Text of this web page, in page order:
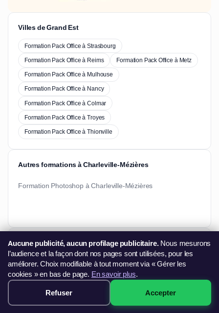
Villes de Grand Est
Formation Pack Office à Strasbourg
Formation Pack Office à Reims
Formation Pack Office à Metz
Formation Pack Office à Mulhouse
Formation Pack Office à Nancy
Formation Pack Office à Colmar
Formation Pack Office à Troyes
Formation Pack Office à Thionville
Autres formations à Charleville-Mézières
Formation Photoshop à Charleville-Mézières
Besoin d'informations ?
Vous souhaitez en savoir plus sur nos formations ?
06 44 60 79 11
499€ · Voir les sessions →
Aucune publicité, aucun profilage publicitaire.Nous mesurons
l’audience et la façon dont nos pages sont utilisées, pour les
améliorer. Choix modifiable à tout moment via « Gérer les
cookies » en bas de page. En savoir plus.
Refuser Accepter